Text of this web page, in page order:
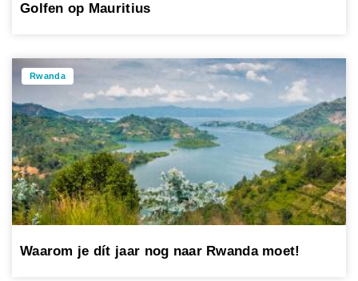
Golfen op Mauritius
Rwanda
Waarom je dít jaar nog naar Rwanda moet!